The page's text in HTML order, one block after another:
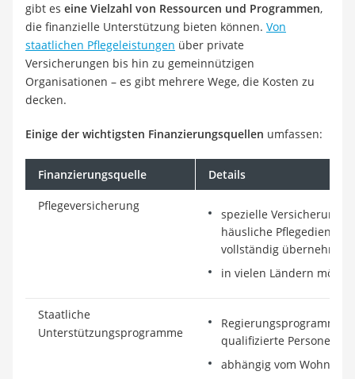
gibt es eine Vielzahl von Ressourcen und Programmen,
die finanzielle Unterstützung bieten können. Von
staatlichen Pflegeleistungen über private
Versicherungen bis hin zu gemeinnützigen
Organisationen – es gibt mehrere Wege, die Kosten zu
decken.
Einige der wichtigsten Finanzierungsquellen umfassen:
Finanzierungsquelle Details
Pflegeversicherung
spezielle
häusliche Pflegedienste
vollständig übernehmen
in vielen Ländern
Staatliche
Unterstützungsprogramme
Regierungsprogramme
qualifizierte Personen
abhängig vom Wohnort